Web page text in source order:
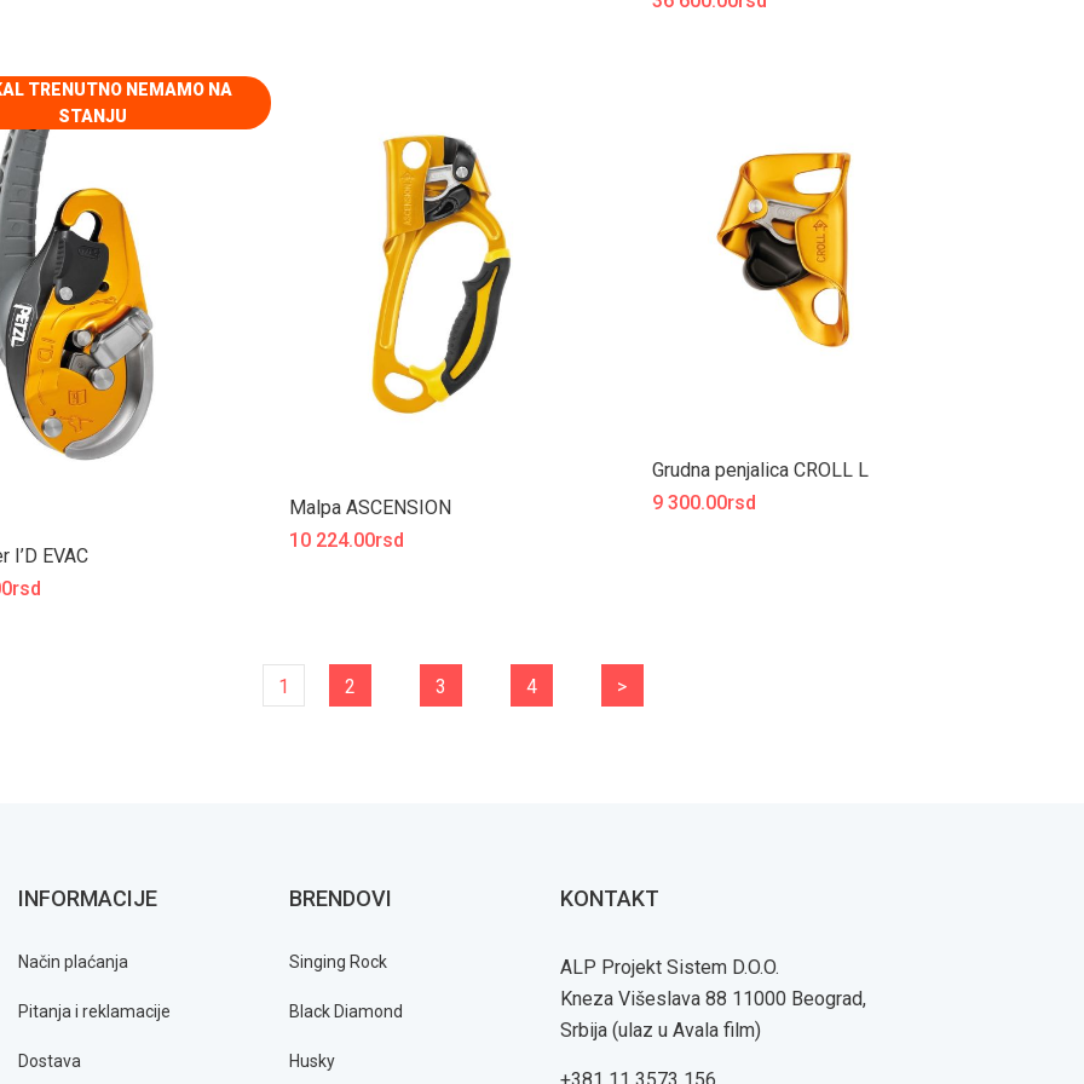
TRENUTNO NEMAMO NA
STANJU
I’D EVAC
Malpa ASCENSION
10 224.00rsd
Grudna penjalica CROLL L
9 300.00rsd
1 2 3 4 >
INFORMACIJE
Način plaćanja
Pitanja i reklamacije
Dostava
BRENDOVI
Singing Rock
Black Diamond
Husky
KONTAKT
ALP Projekt Sistem D.O.O.
Kneza Višeslava 88 11000 Beograd,
Srbija (ulaz u Avala film)